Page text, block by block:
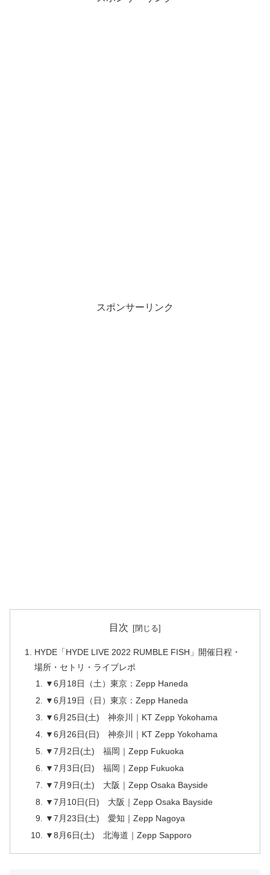
スポンサーリンク
目次
HYDE「HYDE LIVE 2022 RUMBLE FISH」開催日程・
場所・セトリ・ライブレポ
▼6月18日（土）東京：Zepp Haneda
▼6月19日（日）東京：Zepp Haneda
▼6月25日(土) 神奈川｜KT Zepp Yokohama
▼6月26日(日) 神奈川｜KT Zepp Yokohama
▼7月2日(土) 福岡｜Zepp Fukuoka
▼7月3日(日) 福岡｜Zepp Fukuoka
▼7月9日(土) 大阪｜Zepp Osaka Bayside
▼7月10日(日) 大阪｜Zepp Osaka Bayside
▼7月23日(土) 愛知｜Zepp Nagoya
▼8月6日(土) 北海道｜Zepp Sapporo